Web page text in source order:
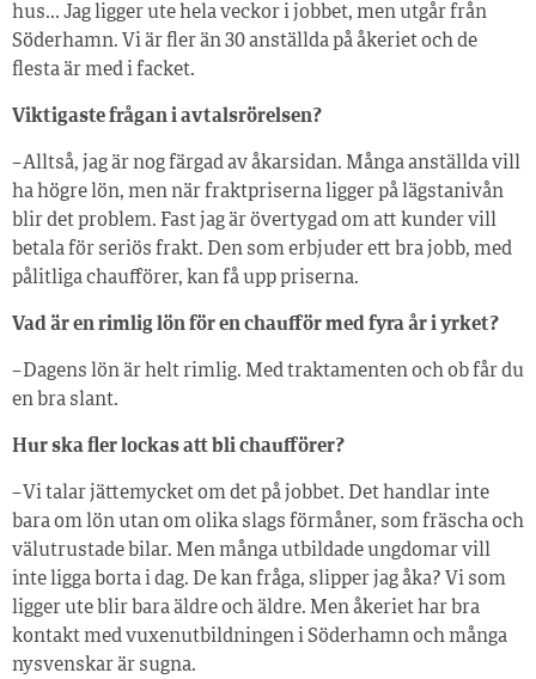
hus… Jag ligger ute hela veckor i jobbet, men utgår från
Söderhamn. Vi är fler än 30 anställda på åkeriet och de
flesta är med i facket.
Viktigaste frågan i avtalsrörelsen?
– Alltså, jag är nog färgad av åkarsidan. Många anställda vill
ha högre lön, men när fraktpriserna ligger på lägstanivån
blir det problem. Fast jag är övertygad om att kunder vill
betala för seriös frakt. Den som erbjuder ett bra jobb, med
pålitliga chaufförer, kan få upp priserna.
Vad är en rimlig lön för en chaufför med fyra år i yrket?
– Dagens lön är helt rimlig. Med traktamenten och ob får du
en bra slant.
Hur ska fler lockas att bli chaufförer?
– Vi talar jättemycket om det på jobbet. Det handlar inte
bara om lön utan om olika slags förmåner, som fräscha och
välutrustade bilar. Men många utbildade ungdomar vill
inte ligga borta i dag. De kan fråga, slipper jag åka? Vi som
ligger ute blir bara äldre och äldre. Men åkeriet har bra
kontakt med vuxenutbildningen i Söderhamn och många
nysvenskar är sugna.